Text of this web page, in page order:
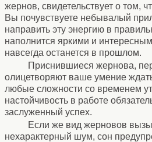
жернов, свидетельствует о том,
Вы почувствуете небывалый
направить эту энергию в
наполнится яркими и
навсегда останется в прошлом.
Приснившиеся жернова,
олицетворяют ваше умение
любые сложности со временем
настойчивость в работе
заслуженный успех.
Если же вид жерновов
нехарактерный шум, сон